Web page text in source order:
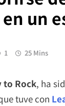
un
1 25 Mins
to Rock, ha
tuve con